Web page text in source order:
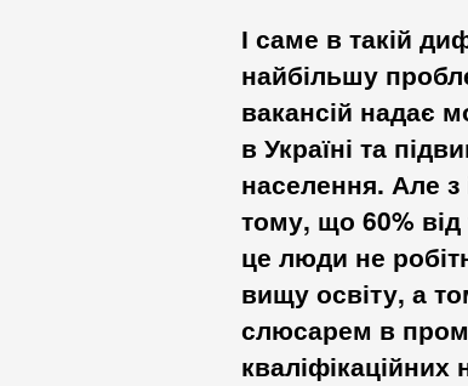
І саме в такій
найбільшу
вакансій надає
в Україні та
населення. Але
тому, що 60% від
це люди не
вищу освіту, а
слюсарем в
кваліфікаційних